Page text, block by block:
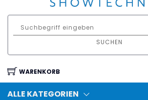
SUCHEN
WARENKORB
ALLE KATEGORIEN